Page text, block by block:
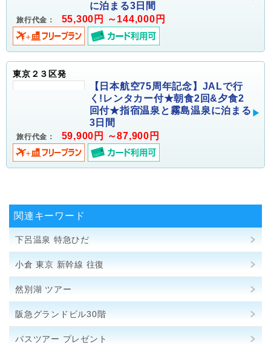
に泊まる3日間
旅行代金： 55,300円 ～144,000円
東京２３区発
【日本航空75周年記念】JALで行
く!レンタカー付★朝食2回&夕食2
回付★指宿温泉と霧島温泉に泊まる
3日間
旅行代金： 59,900円 ～87,900円
関連キーワード
下呂温泉 特急ひだ
小倉 東京 新幹線 往復
然別湖 ツアー
阪急グランドビル30階
バスツアー プレゼント